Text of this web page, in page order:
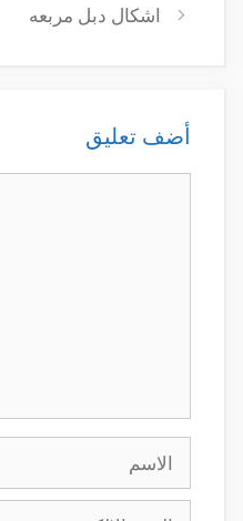
اشكال دبل مربعه
أضف تعليق